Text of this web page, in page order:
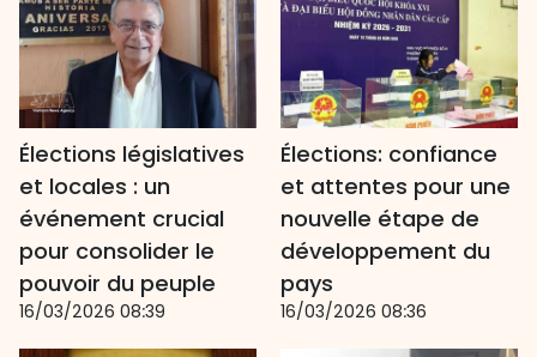
Élections législatives
et locales : un
événement crucial
pour consolider le
pouvoir du peuple
16/03/2026 08:39
Élections: confiance
et attentes pour une
nouvelle étape de
développement du
pays
16/03/2026 08:36